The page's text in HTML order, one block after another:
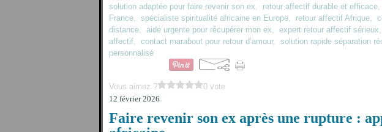
solution adaptée pour faire revenir son ex, retour affectif durable et efficace,
France, spécialiste spiritualité africaine en Europe, retour affectif Afrique,
distance, aide urgente pour récupérer mon ex, expert retour affectif sérieux,
affectif, contact marabout pour retour d’amour, solution rapide séparation
personnalisé
Vous aimez ?
0 vote
12 février 2026
Faire revenir son ex après une rupture :